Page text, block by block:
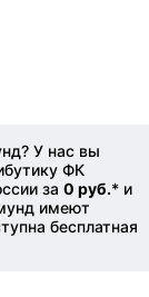
У нас вы
ФК
за 0 руб.* и
имеют
бесплатная